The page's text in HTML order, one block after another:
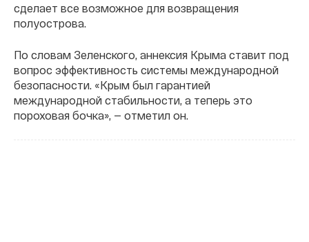
сделает все возможное для возвращения
полуострова.
По словам Зеленского, аннексия Крыма ставит под
вопрос эффективность системы международной
безопасности. «Крым был гарантией
международной стабильности, а теперь это
пороховая бочка», — отметил он.